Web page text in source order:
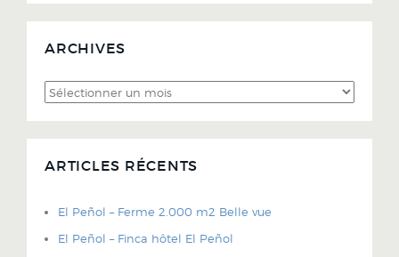
ARCHIVES
Archives
ARTICLES RÉCENTS
El Peñol – Ferme 2.000 m2 Belle vue
El Peñol – Finca hôtel El Peñol